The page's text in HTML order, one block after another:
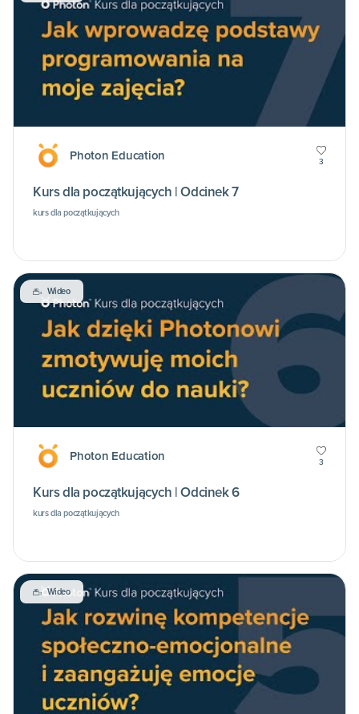
Photon Education 3
Kurs dla początkujących | Odcinek 7
kurs dla początkujących
Wideo
Photon Education 3
Kurs dla początkujących | Odcinek 6
kurs dla początkujących
Wideo